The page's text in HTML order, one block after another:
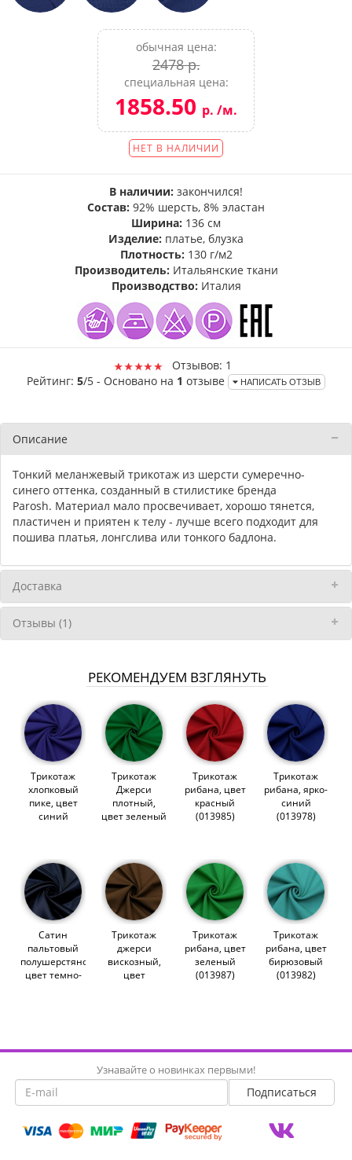
обычная цена:
2478 р.
специальная цена:
1858.50 р. /м.
НЕТ В НАЛИЧИИ
В наличии: закончился!
Состав: 92% шерсть, 8% эластан
Ширина: 136 см
Изделие: платье, блузка
Плотность: 130 г/м2
Производитель: Итальянские ткани
Производство: Италия
Отзывов: 1
Рейтинг: 5/5 - Основано на 1 отзыве НАПИСАТЬ ОТЗЫВ
Описание
Тонкий меланжевый трикотаж из шерсти сумеречно-
синего оттенка, созданный в стилистике бренда
Parosh. Материал мало просвечивает, хорошо тянется,
пластичен и приятен к телу - лучше всего подходит для
пошива платья, лонгслива или тонкого бадлона.
Доставка
Отзывы (1)
РЕКОМЕНДУЕМ ВЗГЛЯНУТЬ
Трикотаж
хлопковый
пике, цвет
синий
Трикотаж
Джерси
плотный,
цвет зеленый
Трикотаж
рибана, цвет
красный
(013985)
Трикотаж
рибана, ярко-
синий
(013978)
Сатин
пальтовый
полушерстяной,
цвет темно-
Трикотаж
джерси
вискозный,
цвет
Трикотаж
рибана, цвет
зеленый
(013987)
Трикотаж
рибана, цвет
бирюзовый
(013982)
Узнавайте о новинках первыми!